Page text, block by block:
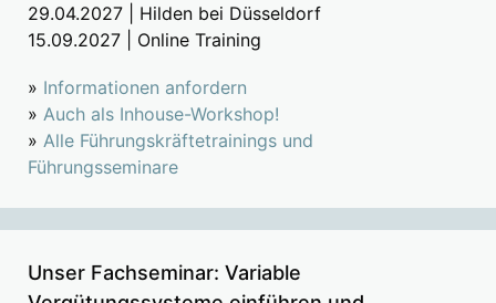
29.04.2027 | Hilden bei Düsseldorf
15.09.2027 | Online Training
» Informationen anfordern
» Auch als Inhouse-Workshop!
» Alle Führungskräftetrainings und
Führungsseminare
Unser Fachseminar: Variable